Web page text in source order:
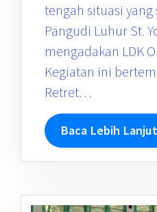
tengah situasi yang
Pangudi Luhur St.
mengadakan LDK
Kegiatan ini
Retret…
Baca Lebih Lanjut